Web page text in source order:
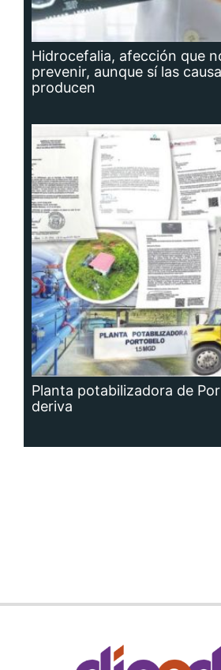
Hidrocefalia, afección que
prevenir, aunque sí las
producen
Planta potabilizadora de
deriva